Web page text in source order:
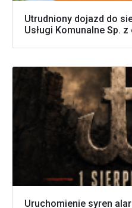
Utrudniony dojazd do
Usługi Komunalne Sp. z
Uruchomienie syren